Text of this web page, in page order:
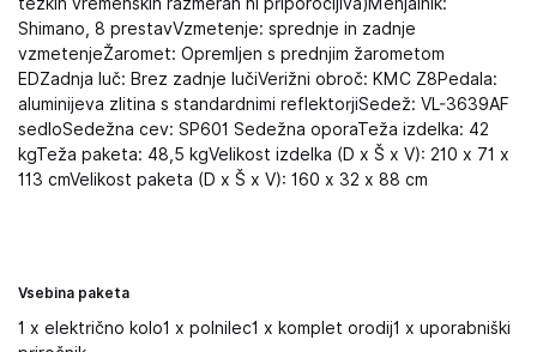
Shimano, 8 prestavVzmetenje: sprednje in zadnje
vzmetenjeŽaromet: Opremljen s prednjim žarometom
EDZadnja luč: Brez zadnje lučiVerižni obroč: KMC Z8Pedala:
aluminijeva zlitina s standardnimi reflektorjiSedež: VL-3639AF
sedloSedežna cev: SP601 Sedežna oporaTeža izdelka: 42
kgTeža paketa: 48,5 kgVelikost izdelka (D x Š x V): 210 x 71 x
113 cmVelikost paketa (D x Š x V): 160 x 32 x 88 cm
Vsebina paketa
1 x električno kolo1 x polnilec1 x komplet orodij1 x uporabniški